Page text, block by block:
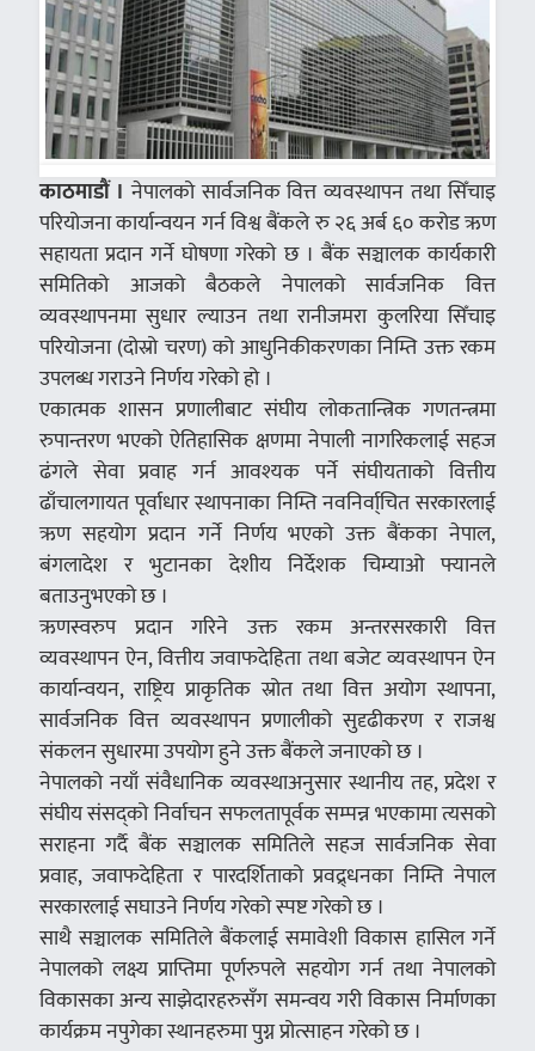
काठमाडौं । नेपालको सार्वजनिक वित्त व्यवस्थापन तथा सिँचाइ
परियोजना कार्यान्वयन गर्न विश्व बैंकले रु २६ अर्ब ६० करोड ऋण
सहायता प्रदान गर्ने घोषणा गरेको छ । बैंक सञ्चालक कार्यकारी
समितिको आजको बैठकले नेपालको सार्वजनिक वित्त
व्यवस्थापनमा सुधार ल्याउन तथा रानीजमरा कुलरिया सिँचाइ
परियोजना (दोस्रो चरण) को आधुनिकीकरणका निम्ति उक्त रकम
उपलब्ध गराउने निर्णय गरेको हो ।
एकात्मक शासन प्रणालीबाट संघीय लोकतान्त्रिक गणतन्त्रमा
रुपान्तरण भएको ऐतिहासिक क्षणमा नेपाली नागरिकलाई सहज
ढंगले सेवा प्रवाह गर्न आवश्यक पर्ने संघीयताको वित्तीय
ढाँचालगायत पूर्वाधार स्थापनाका निम्ति नवनिर्वा्चित सरकारलाई
ऋण सहयोग प्रदान गर्ने निर्णय भएको उक्त बैंकका नेपाल,
बंगलादेश र भुटानका देशीय निर्देशक चिम्याओ फ्यानले
बताउनुभएको छ ।
ऋणस्वरुप प्रदान गरिने उक्त रकम अन्तरसरकारी वित्त
व्यवस्थापन ऐन, वित्तीय जवाफदेहिता तथा बजेट व्यवस्थापन ऐन
कार्यान्वयन, राष्ट्रिय प्राकृतिक स्रोत तथा वित्त अयोग स्थापना,
सार्वजनिक वित्त व्यवस्थापन प्रणालीको सुदृढीकरण र राजश्व
संकलन सुधारमा उपयोग हुने उक्त बैंकले जनाएको छ ।
नेपालको नयाँ संवैधानिक व्यवस्थाअनुसार स्थानीय तह, प्रदेश र
संघीय संसद्को निर्वाचन सफलतापूर्वक सम्पन्न भएकामा त्यसको
सराहना गर्दै बैंक सञ्चालक समितिले सहज सार्वजनिक सेवा
प्रवाह, जवाफदेहिता र पारदर्शिताको प्रवद्र्धनका निम्ति नेपाल
सरकारलाई सघाउने निर्णय गरेको स्पष्ट गरेको छ ।
साथै सञ्चालक समितिले बैंकलाई समावेशी विकास हासिल गर्ने
नेपालको लक्ष्य प्राप्तिमा पूर्णरुपले सहयोग गर्न तथा नेपालको
विकासका अन्य साझेदारहरुसँग समन्वय गरी विकास निर्माणका
कार्यक्रम नपुगेका स्थानहरुमा पुग्न प्रोत्साहन गरेको छ ।